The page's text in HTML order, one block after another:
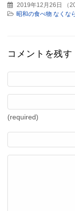
2019年12月26日 （
昭和の食べ物 なくな
コメントを残す
(required)